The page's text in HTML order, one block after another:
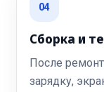
04
Сборка и
После
зарядку,